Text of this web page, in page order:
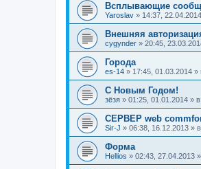
Всплывающие
Yaroslav » 14:37, 22.04.2014
Внешняя
cygynder » 20:45,
Города
es-14 » 17:45, 01.03.2014 »
С Новым Годом!
зёзя » 01:25, 01.01.2014 »
СЕРВЕР web
Sir-J » 06:38, 16.12.2013 »
Форма
Hellios » 02:43, 27.04.2013